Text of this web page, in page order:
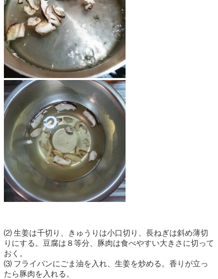
⑵ 生姜は千切り、きゅうりは小口切り、長ねぎは斜め薄切
りにする。豆腐は８等分、豚肉は食べやすい大きさに切って
おく。
⑶ フライパンにごま油を入れ、生姜を炒める。香りが立っ
たら豚肉を入れる。